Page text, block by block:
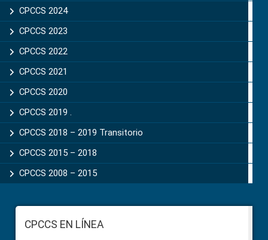
CPCCS 2024
CPCCS 2023
CPCCS 2022
CPCCS 2021
CPCCS 2020
CPCCS 2019 .
CPCCS 2018 – 2019 Transitorio
CPCCS 2015 – 2018
CPCCS 2008 – 2015
FooterCPCCS EN LÍNEA